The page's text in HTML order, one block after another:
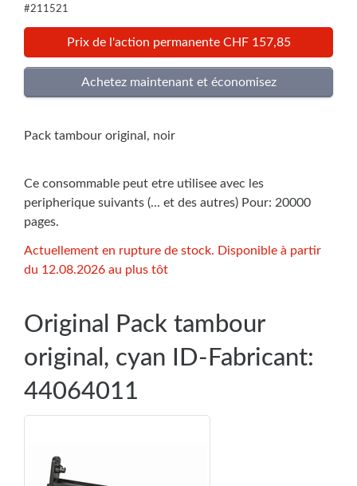
#211521
Prix de l'action permanente CHF 157,85
Pack tambour original, noir
Ce consommable peut etre utilisee avec les
peripherique suivants (... et des autres) Pour: 20000
pages.
Actuellement en rupture de stock. Disponible à partir
du 12.08.2026 au plus tôt
Original Pack tambour
original, cyan ID-Fabricant:
44064011